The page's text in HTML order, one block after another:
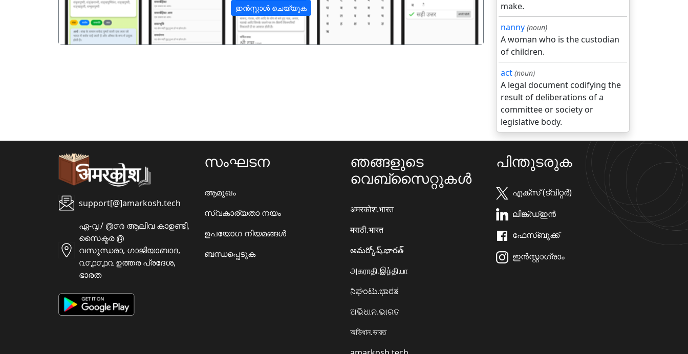
ഇൻസ്റ്റാൾ ചെയ്യുക
make.
nanny (noun)
A woman who is the custodian
of children.
act (noun)
A legal document codifying the
result of deliberations of a
committee or society or
legislative body.
support[@]amarkosh.tech
ഏ-൮ / ൫൦൪ ആലിവ കാഉണ്ടീ,
സൈക്ടര ൫
വസുന്ധരാ, ഗാജിയാബാദ,
൨൦൧൦൧൨ ഉത്തര പ്രദേശ,
ഭാരത
സംഘടന
ആമുഖം
സ്വകാര്യതാ നയം
ഉപയോഗ നിയമങ്ങൾ
ബന്ധപ്പെടുക
ഞങ്ങളുടെ
വെബ്സൈറ്റുകൾ
अमरकोश.भारत
मराठी.भारत
అమర్కోష్.భారత్
அகராதி.இந்தியா
ನಿಘಂಟು.ಭಾರತ
ଅଭିଧାନ.ଭାରତ
অভিধান.ভারত
പിന്തുടരുക
എക്സ് (ട്വിറ്റർ)
ലിങ്ക്ഡ്ഇൻ
ഫേസ്ബുക്ക്
ഇൻസ്റ്റാഗ്രാം